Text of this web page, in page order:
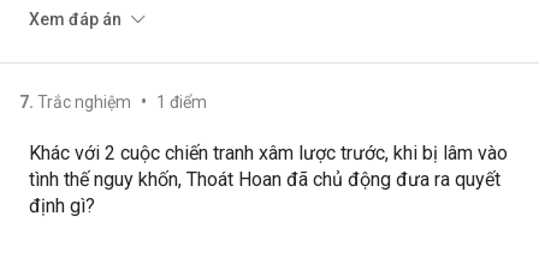
Xem đáp án
7. Trắc nghiệm • 1 điểm
Khác với 2 cuộc chiến tranh xâm lược trước, khi bị lâm vào
tình thế nguy khốn, Thoát Hoan đã chủ động đưa ra quyết
định gì?